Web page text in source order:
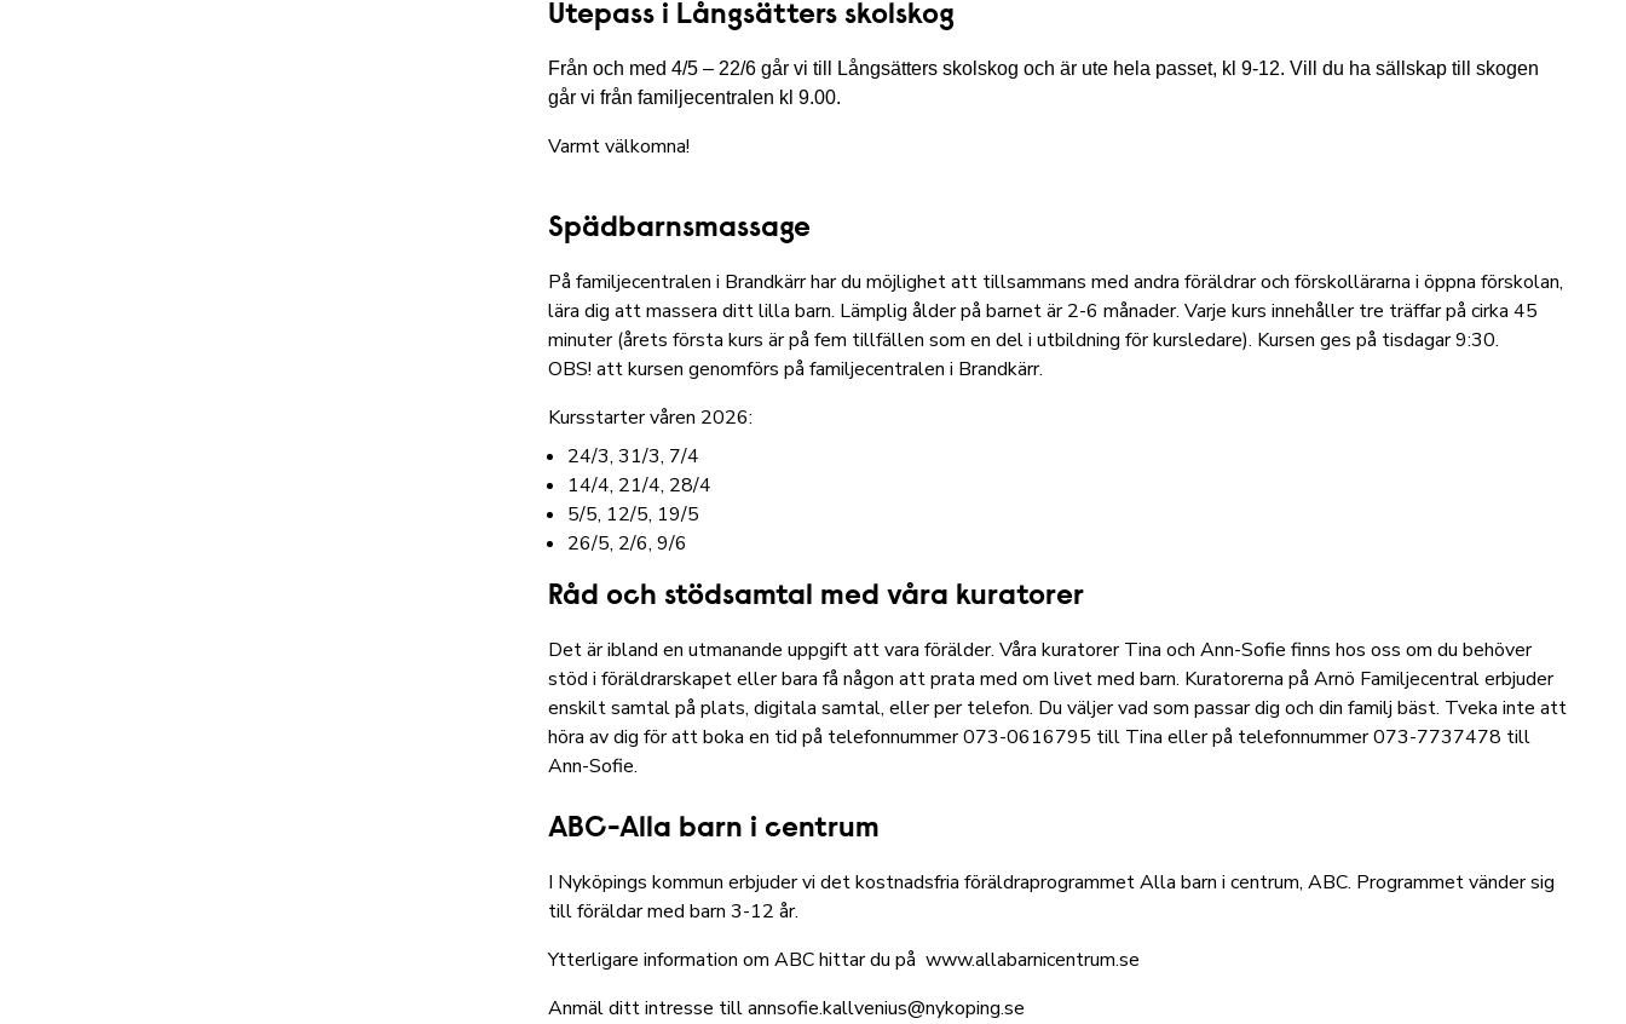
Utepass i Långsätters skolskog
Från och med 4/5 – 22/6 går vi till Långsätters skolskog och är ute hela passet, kl 9-12. Vill du ha sällskap till skogen
går vi från familjecentralen kl 9.00.
Varmt välkomna!
Spädbarnsmassage
På familjecentralen i Brandkärr har du möjlighet att tillsammans med andra föräldrar och förskollärarna i öppna förskolan,
lära dig att massera ditt lilla barn. Lämplig ålder på barnet är 2-6 månader. Varje kurs innehåller tre träffar på cirka 45
minuter (årets första kurs är på fem tillfällen som en del i utbildning för kursledare). Kursen ges på tisdagar 9:30.
OBS! att kursen genomförs på familjecentralen i Brandkärr.
Kursstarter våren 2026:
24/3, 31/3, 7/4
14/4, 21/4, 28/4
5/5, 12/5, 19/5
26/5, 2/6, 9/6
Råd och stödsamtal med våra kuratorer
Det är ibland en utmanande uppgift att vara förälder. Våra kuratorer Tina och Ann-Sofie finns hos oss om du behöver
stöd i föräldrarskapet eller bara få någon att prata med om livet med barn. Kuratorerna på Arnö Familjecentral erbjuder
enskilt samtal på plats, digitala samtal, eller per telefon. Du väljer vad som passar dig och din familj bäst. Tveka inte att
höra av dig för att boka en tid på telefonnummer 073-0616795 till Tina eller på telefonnummer 073-7737478 till
Ann-Sofie.
ABC-Alla barn i centrum
I Nyköpings kommun erbjuder vi det kostnadsfria föräldraprogrammet Alla barn i centrum, ABC. Programmet vänder sig
till föräldar med barn 3-12 år.
Ytterligare information om ABC hittar du på www.allabarnicentrum.se
Anmäl ditt intresse tillannsofie.kallvenius@nykoping.se